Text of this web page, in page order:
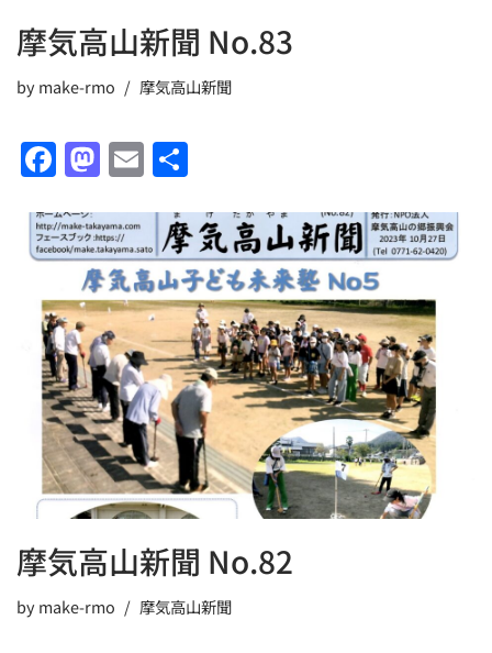
摩気高山新聞 No.83
bymake-rmo 摩気高山新聞
F
c
e
b
o
o
k
M
st
o
d
o
n
E
ai
l
摩気高山新聞 No.82
bymake-rmo 摩気高山新聞